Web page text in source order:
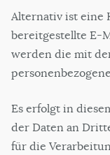
Alternativ ist eine
bereitgestellte E-
werden die mit
Es erfolgt in
der Daten an
für die